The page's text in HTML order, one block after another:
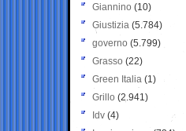
Giannino (10)
Giustizia (5.784)
governo (5.799)
Grasso (22)
Green Italia (1)
Grillo (2.941)
Idv (4)